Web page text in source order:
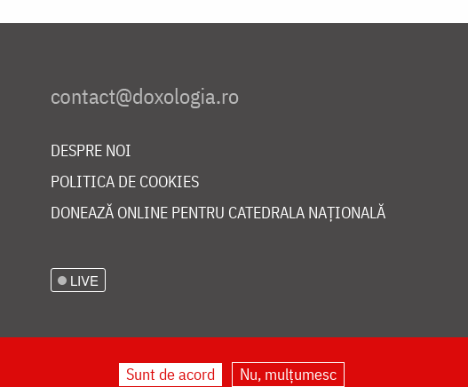
DESPRE NOI
POLITICA DE COOKIES
DONEAZĂ ONLINE PENTRU CATEDRALA NAȚIONALĂ
LIVE
Sunt de acord Nu, mulțumesc